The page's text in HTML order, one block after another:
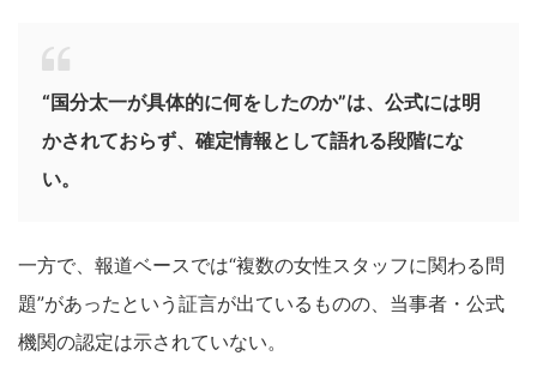
“国分太一が具体的に何をしたのか”は、公式には明
かされておらず、確定情報として語れる段階にな
い。
一方で、報道ベースでは“複数の女性スタッフに関わる問
題”があったという証言が出ているものの、当事者・公式
機関の認定は示されていない。